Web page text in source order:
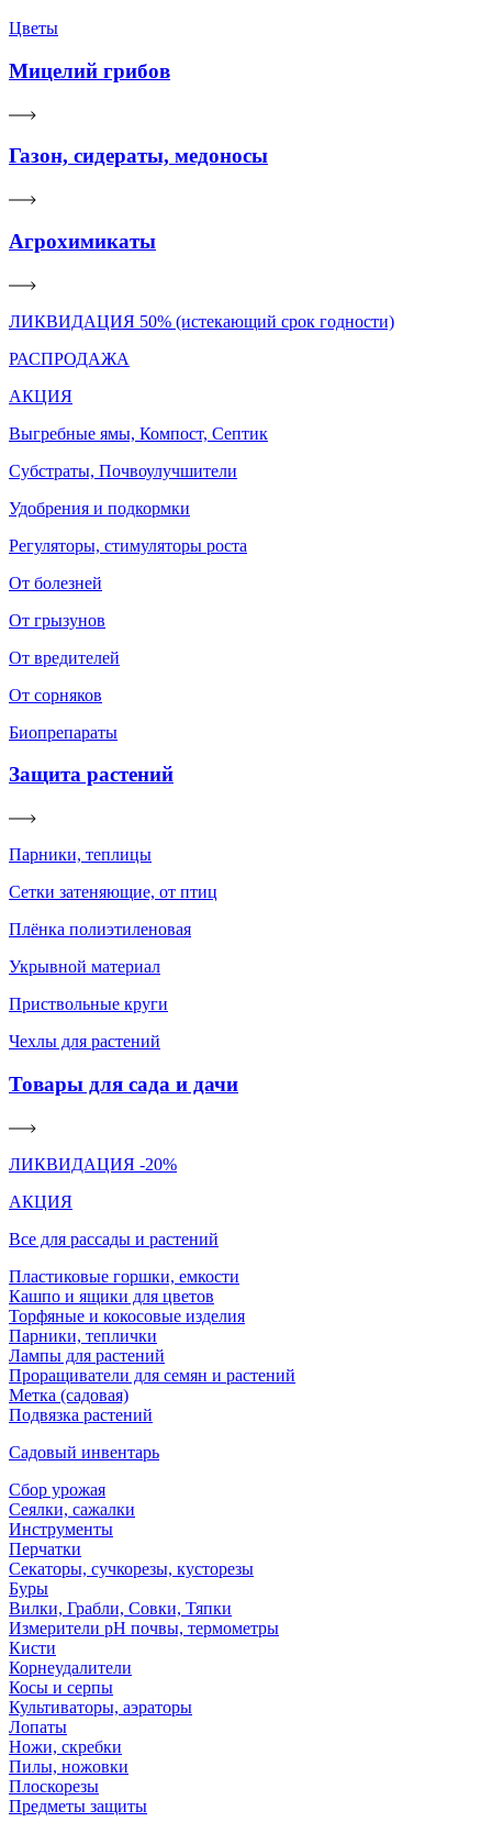
Цветы
Мицелий грибов
Газон, сидераты, медоносы
Агрохимикаты
ЛИКВИДАЦИЯ 50% (истекающий срок годности)
РАСПРОДАЖА
АКЦИЯ
Выгребные ямы, Компост, Септик
Субстраты, Почвоулучшители
Удобрения и подкормки
Регуляторы, стимуляторы роста
От болезней
От грызунов
От вредителей
От сорняков
Биопрепараты
Защита растений
Парники, теплицы
Сетки затеняющие, от птиц
Плёнка полиэтиленовая
Укрывной материал
Приствольные круги
Чехлы для растений
Товары для сада и дачи
ЛИКВИДАЦИЯ -20%
АКЦИЯ
Все для рассады и растений
Пластиковые горшки, емкости
Кашпо и ящики для цветов
Торфяные и кокосовые изделия
Парники, теплички
Лампы для растений
Проращиватели для семян и растений
Метка (садовая)
Подвязка растений
Садовый инвентарь
Сбор урожая
Сеялки, сажалки
Инструменты
Перчатки
Секаторы, сучкорезы, кусторезы
Буры
Вилки, Грабли, Совки, Тяпки
Измерители pH почвы, термометры
Кисти
Корнеудалители
Косы и серпы
Культиваторы, аэраторы
Лопаты
Ножи, скребки
Пилы, ножовки
Плоскорезы
Предметы защиты